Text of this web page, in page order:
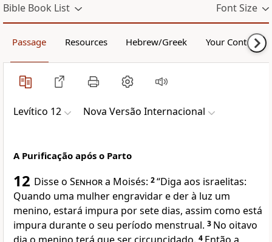
Bible Book List Font Size
Passage Resources Hebrew/Greek Your Content
Levítico 12 Nova Versão Internacional
A Purificação após o Parto
12 Disse o Senhora Moisés: 2“Diga aos israelitas:
Quando uma mulher engravidar e der à luz um
menino, estará impura por sete dias, assim como está
impura durante o seu período menstrual. 3 No oitavo
4